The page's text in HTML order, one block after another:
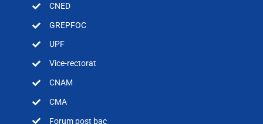
CNED
GREPFOC
UPF
Vice-rectorat
CNAM
CMA
Forum post bac